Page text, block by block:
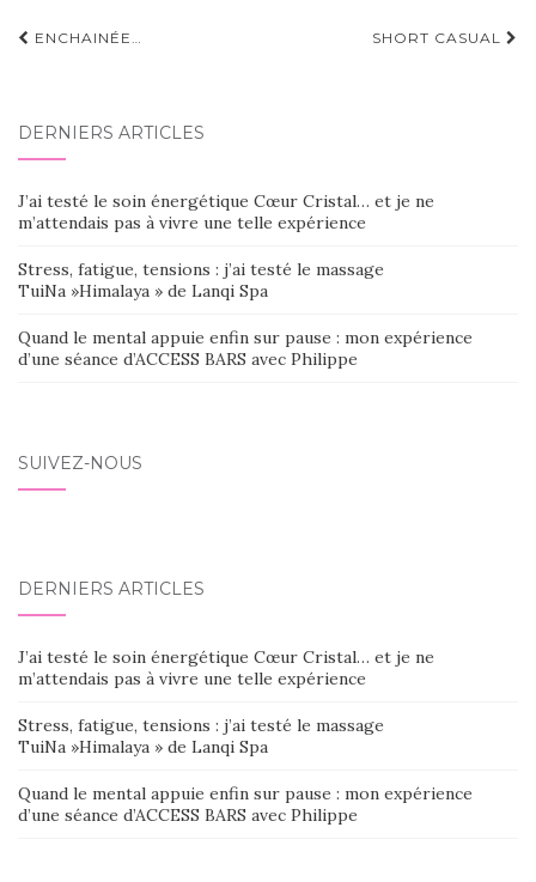
Navigation
ENCHAINÉE… SHORT CASUAL
DERNIERS ARTICLES
J’ai testé le soin énergétique Cœur Cristal… et je ne
m’attendais pas à vivre une telle expérience
Stress, fatigue, tensions : j’ai testé le massage
TuiNa »Himalaya » de Lanqi Spa
Quand le mental appuie enfin sur pause : mon expérience
d’une séance d’ACCESS BARS avec Philippe
SUIVEZ-NOUS
DERNIERS ARTICLES
J’ai testé le soin énergétique Cœur Cristal… et je ne
m’attendais pas à vivre une telle expérience
Stress, fatigue, tensions : j’ai testé le massage
TuiNa »Himalaya » de Lanqi Spa
Quand le mental appuie enfin sur pause : mon expérience
d’une séance d’ACCESS BARS avec Philippe